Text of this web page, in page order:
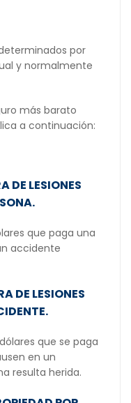
por
y normalmente
más barato
a continuación:
DE LESIONES
que paga una
accidente
DE LESIONES
que se paga
en un
resulta herida.